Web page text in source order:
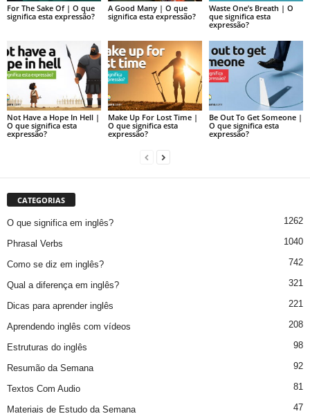
For The Sake Of | O que
significa esta expressão?
A Good Many | O que
significa esta expressão?
Waste One’s Breath | O
que significa esta
expressão?
Not Have a Hope In Hell |
O que significa esta
expressão?
Make Up For Lost Time |
O que significa esta
expressão?
Be Out To Get Someone |
O que significa esta
expressão?
CATEGORIAS
O que significa em inglês? 1262
Phrasal Verbs 1040
Como se diz em inglês? 742
Qual a diferença em inglês? 321
Dicas para aprender inglês 221
Aprendendo inglês com vídeos 208
Estruturas do inglês 98
Resumão da Semana 92
Textos Com Audio 81
Materiais de Estudo da Semana 47